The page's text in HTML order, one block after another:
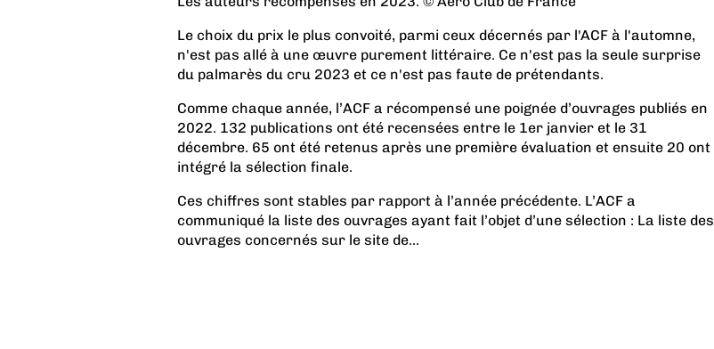
Le choix du prix le plus convoité, parmi ceux décernés par l'ACF à l'automne,
n'est pas allé à une œuvre purement littéraire. Ce n'est pas la seule surprise
du palmarès du cru 2023 et ce n'est pas faute de prétendants.
Comme chaque année, l’ACF a récompensé une poignée d’ouvrages publiés en
2022. 132 publications ont été recensées entre le 1er janvier et le 31
décembre. 65 ont été retenus après une première évaluation et ensuite 20 ont
intégré la sélection finale.
Ces chiffres sont stables par rapport à l’année précédente. L’ACF a
communiqué la liste des ouvrages ayant fait l’objet d’une sélection : La liste des
ouvrages concernés sur le site de...